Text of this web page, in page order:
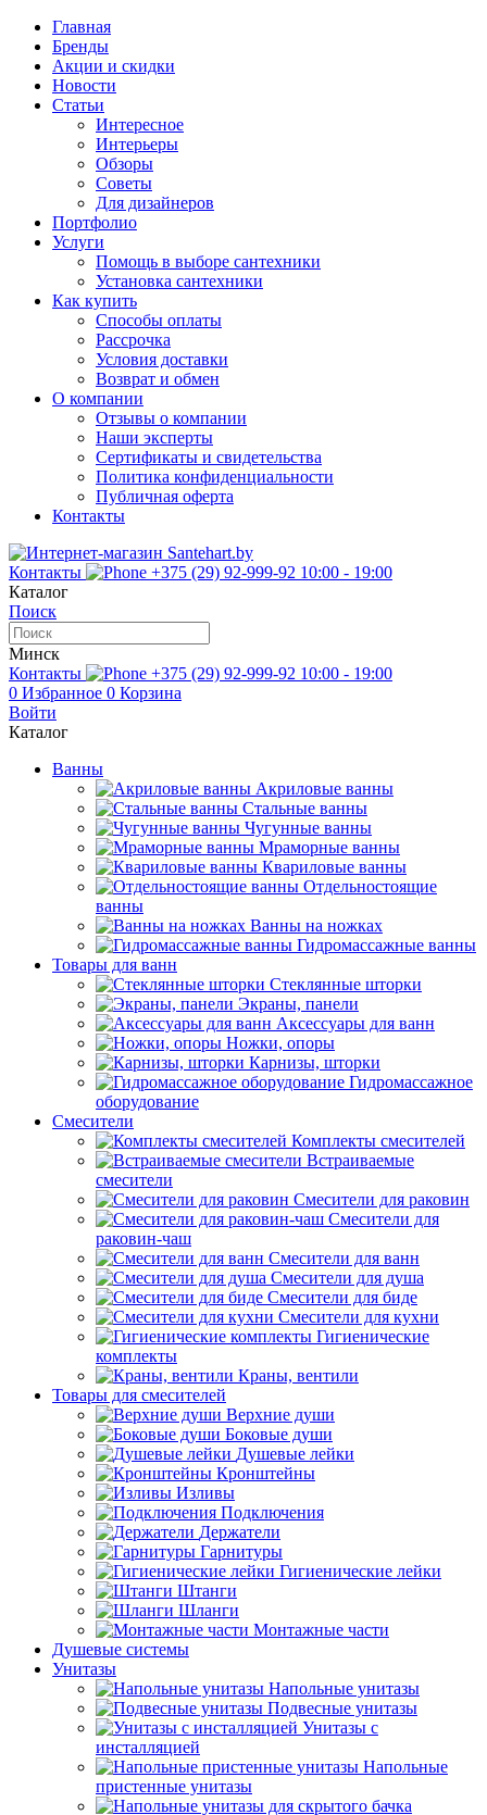
Главная
Бренды
Акции и скидки
Новости
Статьи
Интересное
Интерьеры
Обзоры
Советы
Для дизайнеров
Портфолио
Услуги
Помощь в выборе сантехники
Установка сантехники
Как купить
Способы оплаты
Рассрочка
Условия доставки
Возврат и обмен
О компании
Отзывы о компании
Наши эксперты
Сертификаты и свидетельства
Политика конфиденциальности
Публичная оферта
Контакты
Контакты +375 (29) 92-999-92 10:00 - 19:00
Каталог
Поиск
Минск
Контакты
+375 (29) 92-999-92 10:00 - 19:00
0 Избранное 0 Корзина
Войти
Каталог
Ванны
Акриловые ванны
Стальные ванны
Чугунные ванны
Мраморные ванны
Квариловые ванны
Отдельностоящие
ванны
Ванны на ножках
Гидромассажные ванны
Товары для ванн
Стеклянные шторки
Экраны, панели
Аксессуары для ванн
Ножки, опоры
Карнизы, шторки
Гидромассажное
оборудование
Смесители
Комплекты смесителей
Встраиваемые
смесители
Смесители для раковин
Смесители для
раковин-чаш
Смесители для ванн
Смесители для душа
Смесители для биде
Смесители для кухни
Гигиенические
комплекты
Краны, вентили
Товары для смесителей
Верхние души
Боковые души
Душевые лейки
Кронштейны
Изливы
Подключения
Держатели
Гарнитуры
Гигиенические лейки
Штанги
Шланги
Монтажные части
Душевые системы
Унитазы
Напольные унитазы
Подвесные унитазы
Унитазы с
инсталляцией
Напольные
пристенные унитазы